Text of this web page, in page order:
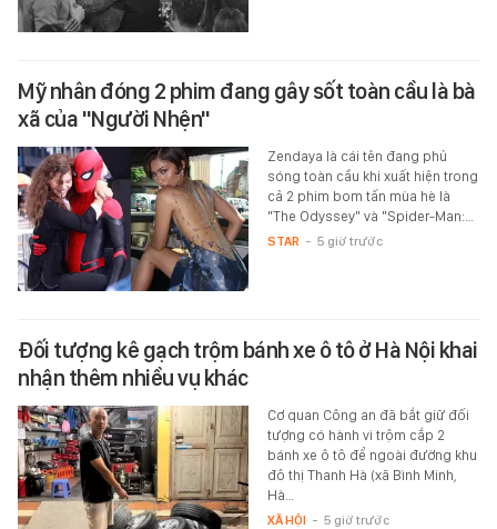
Mỹ nhân đóng 2 phim đang gây sốt toàn cầu là bà
xã của "Người Nhện"
Zendaya là cái tên đang phủ
sóng toàn cầu khi xuất hiện trong
cả 2 phim bom tấn mùa hè là
"The Odyssey" và "Spider-Man:…
STAR - 5 giờ trước
Đối tượng kê gạch trộm bánh xe ô tô ở Hà Nội khai
nhận thêm nhiều vụ khác
Cơ quan Công an đã bắt giữ đối
tượng có hành vi trộm cắp 2
bánh xe ô tô để ngoài đường khu
đô thị Thanh Hà (xã Bình Minh,
Hà…
XÃ HỘI - 5 giờ trước